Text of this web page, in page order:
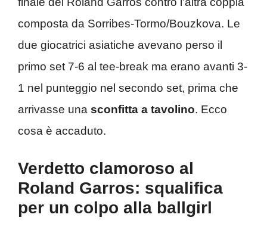
composta da Sorribes-Tormo/Bouzkova. Le
due giocatrici asiatiche avevano perso il
primo set 7-6 al tee-break ma erano avanti 3-
1 nel punteggio nel secondo set, prima che
arrivasse una sconfitta a tavolino. Ecco
cosa è accaduto.
Verdetto clamoroso al
Roland Garros: squalifica
per un colpo alla ballgirl